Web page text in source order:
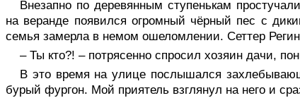
Внезапно по деревянным ступенькам
на веранде появился огромный чёрный пес с
семья замерла в немом ошеломлении. Сеттер
– Ты кто?! – потрясенно спросил хозяин дачи,
В это время на улице послышался
бурый фургон. Мой приятель взглянул на него и